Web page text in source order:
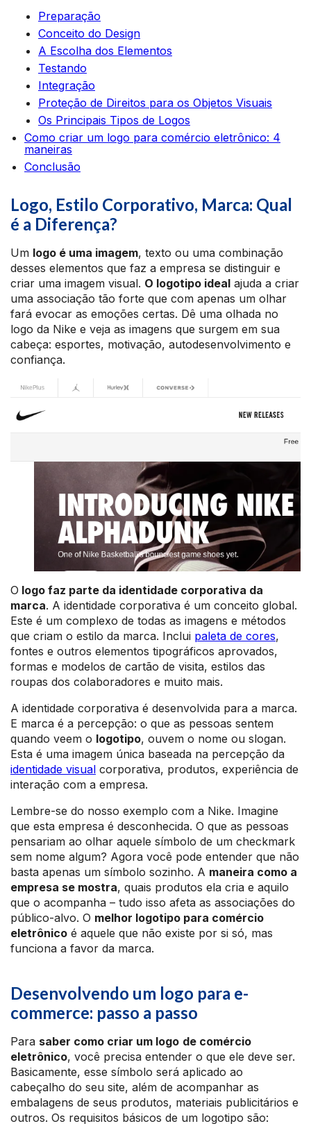
Preparação
Conceito do Design
A Escolha dos Elementos
Testando
Integração
Proteção de Direitos para os Objetos Visuais
Os Principais Tipos de Logos
Como criar um logo para comércio eletrônico: 4
maneiras
Conclusão
Logo, Estilo Corporativo, Marca: Qual
é a Diferença?
Um logo é uma imagem, texto ou uma combinação
desses elementos que faz a empresa se distinguir e
criar uma imagem visual. O logotipo ideal ajuda a criar
uma associação tão forte que com apenas um olhar
fará evocar as emoções certas. Dê uma olhada no
logo da Nike e veja as imagens que surgem em sua
cabeça: esportes, motivação, autodesenvolvimento e
confiança.
O logo faz parte da identidade corporativa da
marca. A identidade corporativa é um conceito global.
Este é um complexo de todas as imagens e métodos
que criam o estilo da marca. Inclui paleta de cores,
fontes e outros elementos tipográficos aprovados,
formas e modelos de cartão de visita, estilos das
roupas dos colaboradores e muito mais.
A identidade corporativa é desenvolvida para a marca.
E marca é a percepção: o que as pessoas sentem
quando veem o logotipo, ouvem o nome ou slogan.
Esta é uma imagem única baseada na percepção da
identidade visual corporativa, produtos, experiência de
interação com a empresa.
Lembre-se do nosso exemplo com a Nike. Imagine
que esta empresa é desconhecida. O que as pessoas
pensariam ao olhar aquele símbolo de um checkmark
sem nome algum? Agora você pode entender que não
basta apenas um símbolo sozinho. A maneira como a
empresa se mostra, quais produtos ela cria e aquilo
que o acompanha – tudo isso afeta as associações do
público-alvo. O melhor logotipo para comércio
eletrônico é aquele que não existe por si só, mas
funciona a favor da marca.
Desenvolvendo um logo para e-
commerce: passo a passo
Para saber como criar um logo de comércio
eletrônico, você precisa entender o que ele deve ser.
Basicamente, esse símbolo será aplicado ao
cabeçalho do seu site, além de acompanhar as
embalagens de seus produtos, materiais publicitários e
outros. Os requisitos básicos de um logotipo são: